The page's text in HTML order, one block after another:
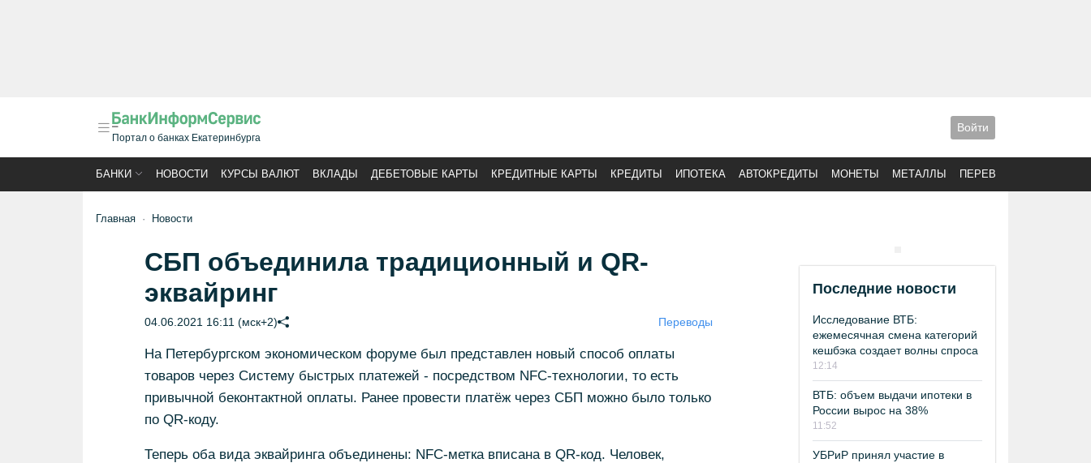
Портал о банках Екатеринбурга
Войти
БАНКИ НОВОСТИ КУРСЫ ВАЛЮТ ВКЛАДЫ ДЕБЕТОВЫЕ КАРТЫ КРЕДИТНЫЕ КАРТЫ КРЕДИТЫ ИПОТЕКА АВТОКРЕДИТЫ МОНЕТЫ МЕТАЛЛЫ ПЕРЕВОДЫ
Главная Новости
СБП объединила традиционный и QR-
эквайринг
04.06.2021 16:11 (мск+2) Переводы
На Петербургском экономическом форуме был представлен новый способ оплаты
товаров через Систему быстрых платежей - посредством NFC-технологии, то есть
привычной беконтактной оплаты. Ранее провести платёж через СБП можно было только
по QR-коду.
Теперь оба вида эквайринга объединены: NFC-метка вписана в QR-код. Человек,
Последние новости
Исследование ВТБ:
ежемесячная смена категорий
кешбэка создает волны спроса
12:14
ВТБ: объем выдачи ипотеки в
России вырос на 38%
11:52
УБРиР принял участие в